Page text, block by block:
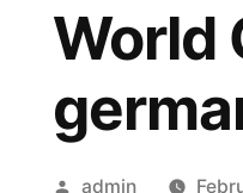
World
Posted
admin